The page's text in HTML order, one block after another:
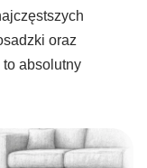
oraz
absolutny